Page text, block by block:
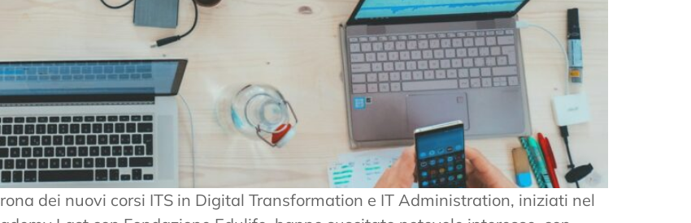
dei nuovi corsi ITS in Digital Transformation e IT Administration, iniziati nel